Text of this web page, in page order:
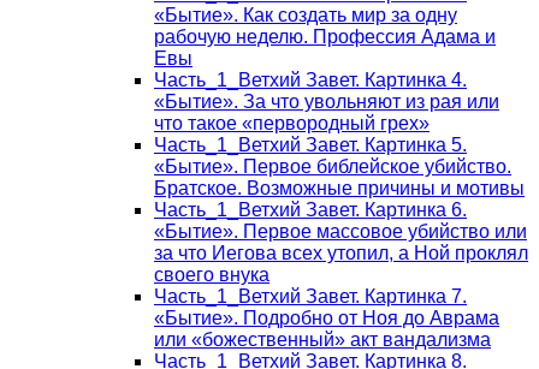
«Бытие». Как создать мир за одну
рабочую неделю. Профессия Адама и
Евы
Часть_1_Ветхий Завет. Картинка 4.
«Бытие». За что увольняют из рая или
что такое «первородный грех»
Часть_1_Ветхий Завет. Картинка 5.
«Бытие». Первое библейское убийство.
Братское. Возможные причины и мотивы
Часть_1_Ветхий Завет. Картинка 6.
«Бытие». Первое массовое убийство или
за что Иегова всех утопил, а Ной проклял
своего внука
Часть_1_Ветхий Завет. Картинка 7.
«Бытие». Подробно от Ноя до Аврама
или «божественный» акт вандализма
Часть_1_Ветхий Завет. Картинка 8.